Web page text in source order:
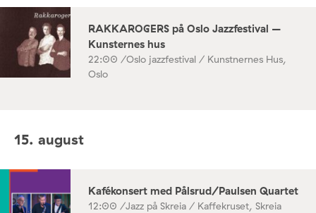
RAKKAROGERS på Oslo Jazzfestival –
Kunsternes hus
22:00 /Oslo jazzfestival / Kunstnernes Hus,
Oslo
15. august
Kafékonsert med Pålsrud/Paulsen Quartet
12:00 /Jazz på Skreia / Kaffekruset, Skreia